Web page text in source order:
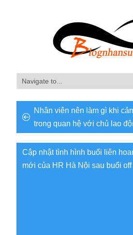
Nhân viên nên làm gì khi
trong quan hệ với chủ lao
Cập nhật tình hình buổi liên
mới của HR Hà Nội sau buổi